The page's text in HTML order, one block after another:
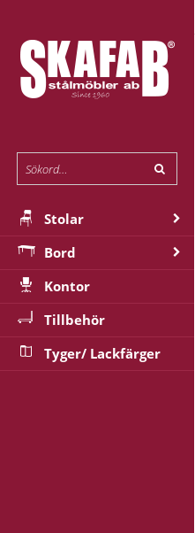
Stolar
Bord
Kontor
Tillbehör
Tyger/ Lackfärger